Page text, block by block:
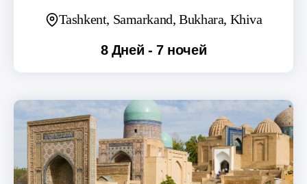
Tashkent, Samarkand, Bukhara, Khiva
8 Дней - 7 ночей